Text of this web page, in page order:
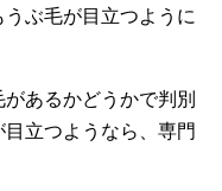
ぶ毛が目立つように
あるかどうかで判別
立つようなら、専門